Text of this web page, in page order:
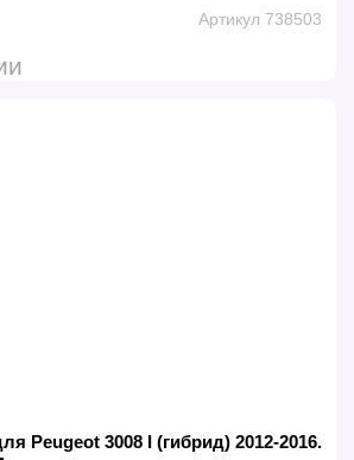
Артикул 738503
Peugeot 3008 I (гибрид) 2012-2016.